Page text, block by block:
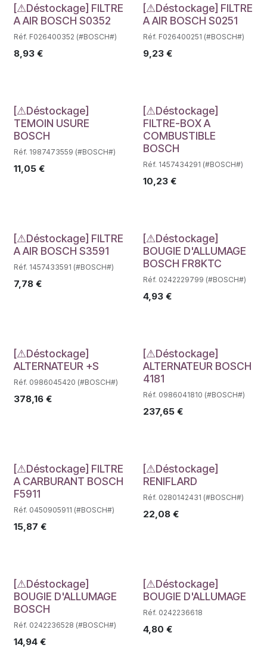
Déstockage
[⚠Déstockage] FILTRE
A AIR BOSCH S0352
Réf. F026400352 (#BOSCH#)
8,93 €
Déstockage
[⚠Déstockage] FILTRE
A AIR BOSCH S0251
Réf. F026400251 (#BOSCH#)
9,23€
Déstockage
[⚠Déstockage]
TEMOIN USURE
BOSCH
Réf. 1987473559 (#BOSCH#)
11,05 €
Déstockage
[⚠Déstockage]
FILTRE-BOX A
COMBUSTIBLE
BOSCH
Réf. 1457434291 (#BOSCH#)
10,23€
Déstockage
[⚠Déstockage] FILTRE
A AIR BOSCH S3591
Réf. 1457433591 (#BOSCH#)
7,78 €
Déstockage
[⚠Déstockage]
BOUGIE D'ALLUMAGE
BOSCH FR8KTC
Réf. 0242229799 (#BOSCH#)
4,93€
Déstockage
[⚠Déstockage]
ALTERNATEUR +S
Réf. 0986045420 (#BOSCH#)
378,16 €
Déstockage
[⚠Déstockage]
ALTERNATEUR BOSCH
4181
Réf. 0986041810 (#BOSCH#)
237,65€
Déstockage
[⚠Déstockage] FILTRE
A CARBURANT BOSCH
F5911
Réf. 0450905911 (#BOSCH#)
15,87 €
Déstockage
[⚠Déstockage]
RENIFLARD
Réf. 0280142431 (#BOSCH#)
22,08€
Déstockage
[⚠Déstockage]
BOUGIE D'ALLUMAGE
BOSCH
Réf. 0242236528 (#BOSCH#)
14,94 €
Déstockage
[⚠Déstockage]
BOUGIE D'ALLUMAGE
Réf. 0242236618
4,80 €